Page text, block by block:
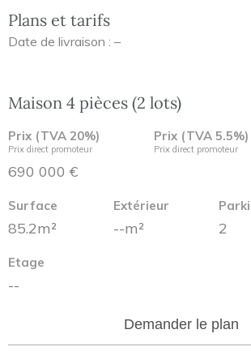
Plans et tarifs
Date de livraison : –
Maison 4 pièces (2 lots)
Prix (TVA 20%)
Prix direct promoteur
690 000 €
Prix (TVA 5.5%)
Prix direct promoteur
Surface
85.2m²
Extérieur
--m² 2
Etage
--
Demander le plan